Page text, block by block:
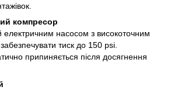
компресор
насосом з високоточним
тиск до 150 psi.
припиняється після досягнення